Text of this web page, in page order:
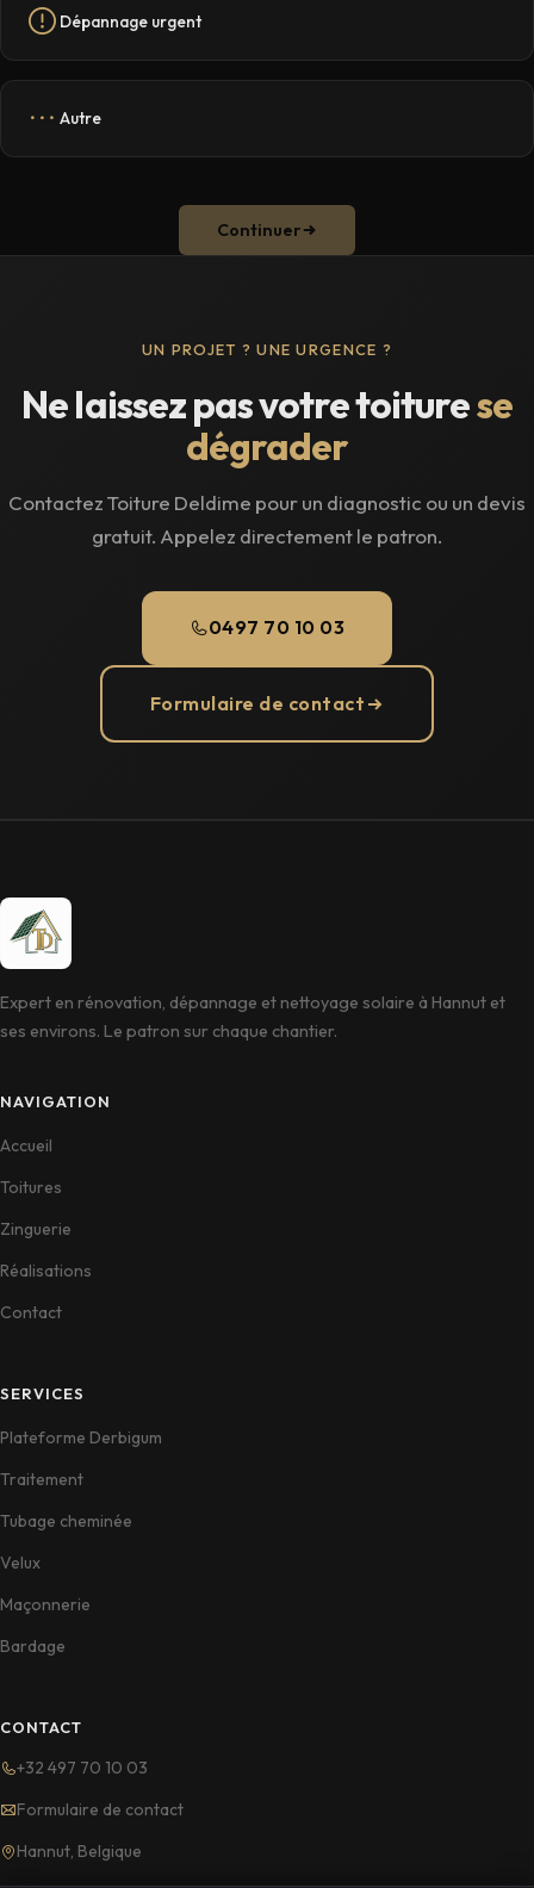
Dépannage urgent
Autre
Continuer
UN PROJET ? UNE URGENCE ?
Ne laissez pas votre toiturese
dégrader
Contactez Toiture Deldime pour un diagnostic ou un devis
gratuit. Appelez directement le patron.
0497 70 10 03
Formulaire de contact
Expert en rénovation, dépannage et nettoyage solaire à Hannut et
ses environs. Le patron sur chaque chantier.
NAVIGATION
Accueil
Toitures
Zinguerie
Réalisations
Contact
SERVICES
Plateforme Derbigum
Traitement
Tubage cheminée
Velux
Maçonnerie
Bardage
CONTACT
+32 497 70 10 03
Formulaire de contact
Hannut, Belgique